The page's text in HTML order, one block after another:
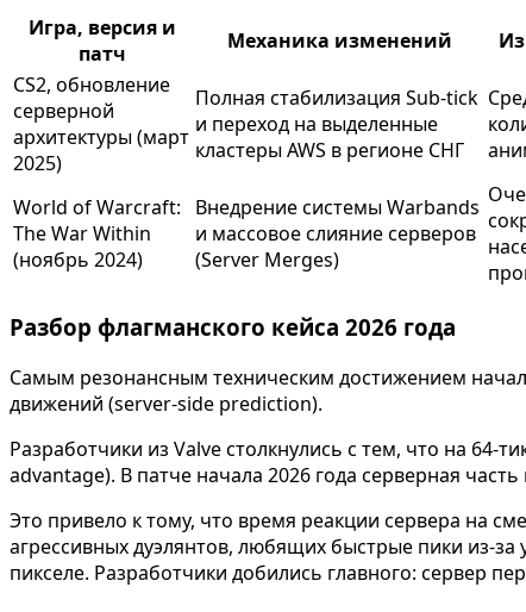
Игра, версия и
патч
Механика изменений
CS2, обновление
серверной
архитектуры (март
2025)
Полная стабилизация Sub-tick
и переход на выделенные
кластеры AWS в регионе СНГ
World of Warcraft:
The War Within
(ноябрь 2024)
Внедрение системы Warbands
и массовое слияние серверов
(Server Merges)
Разбор флагманского кейса 2026 года
Самым резонансным техническим достижением
движений (server-side prediction).
Разработчики из Valve столкнулись с тем, что на
advantage). В патче начала 2026 года серверная
Это привело к тому, что время реакции сервера на
агрессивных дуэлянтов, любящих быстрые пики из-
пикселе. Разработчики добились главного: сервер